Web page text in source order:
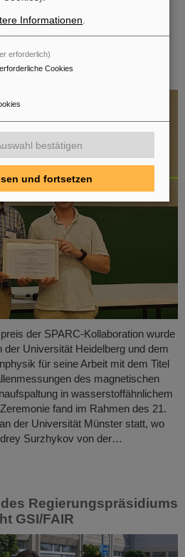
2024 geht an Dr.
der SPARC-Kollaboration wurde
Universität Heidelberg und dem
für seine Arbeit mit dem Titel
des magnetischen
in wasserstoffähnlichem
fand im Rahmen des 21.
der Universität Münster statt, wo
Surzhykov von der…
Regierungspräsidiums
GSI/FAIR
Informationen
erforderlich)
Cookies
bestätigen
und fortsetzen